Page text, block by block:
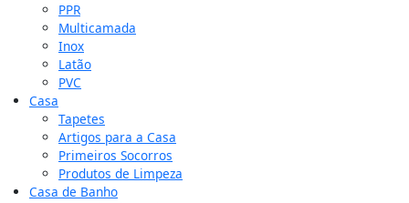
PPR
Multicamada
Inox
Latão
PVC
Casa
Tapetes
Artigos para a Casa
Primeiros Socorros
Produtos de Limpeza
Casa de Banho